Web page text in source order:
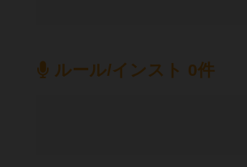
ルール/インスト 0件